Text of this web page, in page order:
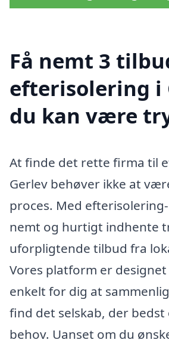
Få nemt 3
efterisolering i
du kan være
At finde det rette firma til
Gerlev behøver ikke at
proces. Med
nemt og hurtigt indhente
uforpligtende tilbud fra
Vores platform er
enkelt for dig at
find det selskab, der
behov. Uanset om du